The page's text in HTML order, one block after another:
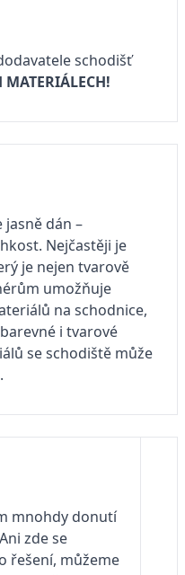
schodišť
MATERIÁLECH!
dán –
Nejčastěji je
je nejen tvarově
umožňuje
na schodnice,
i tvarové
se schodiště může
mnohdy donutí
zde se
řešení, můžeme